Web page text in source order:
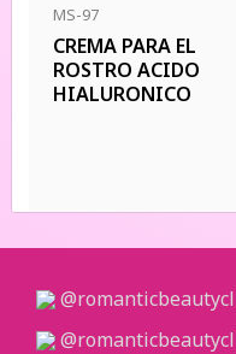
MS-97
CREMA PARA EL
ROSTRO ACIDO
HIALURONICO
@romanticbeautycl
@romanticbeautycl